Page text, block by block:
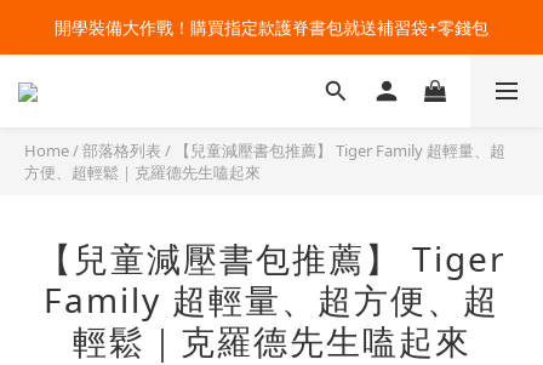
🔥今夏最夯 Pokémon 寶可夢書包現貨熱賣中！開心迎接新學期！
開學裝備大作戰！購買指定款護脊書包就送補習袋+零錢包
🔥今夏最夯 Pokémon 寶可夢書包現貨熱賣中！開心迎接新學期！
Home/部落格列表 /
【兒童減壓書包推薦】 Tiger Family 超輕量、超
方便、超輕鬆｜克羅德先生嗑起來
【兒童減壓書包推薦】 Tiger
Family 超輕量、超方便、超
輕鬆｜克羅德先生嗑起來